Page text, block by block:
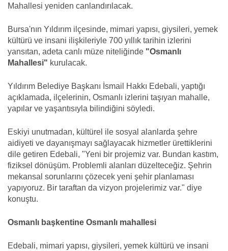
Mahallesi yeniden canlandırılacak.
Bursa'nın Yıldırım ilçesinde, mimari yapısı, giysileri, yemek
kültürü ve insani ilişkileriyle 700 yıllık tarihin izlerini
yansıtan, adeta canlı müze niteliğinde "Osmanlı
Mahallesi" kurulacak.
Yıldırım Belediye Başkanı İsmail Hakkı Edebali, yaptığı
açıklamada, ilçelerinin, Osmanlı izlerini taşıyan mahalle,
yapılar ve yaşantısıyla bilindiğini söyledi.
Eskiyi unutmadan, kültürel ile sosyal alanlarda şehre
aidiyeti ve dayanışmayı sağlayacak hizmetler ürettiklerini
dile getiren Edebali, "Yeni bir projemiz var. Bundan kastım,
fiziksel dönüşüm. Problemli alanları düzelteceğiz. Şehrin
mekansal sorunlarını çözecek yeni şehir planlaması
yapıyoruz. Bir taraftan da vizyon projelerimiz var." diye
konuştu.
Osmanlı başkentine Osmanlı mahallesi
Edebali, mimari yapısı, giysileri, yemek kültürü ve insani